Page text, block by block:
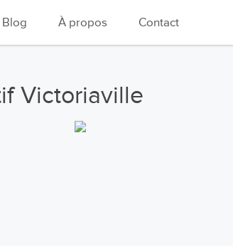
Blog À propos Contact
Victoriaville